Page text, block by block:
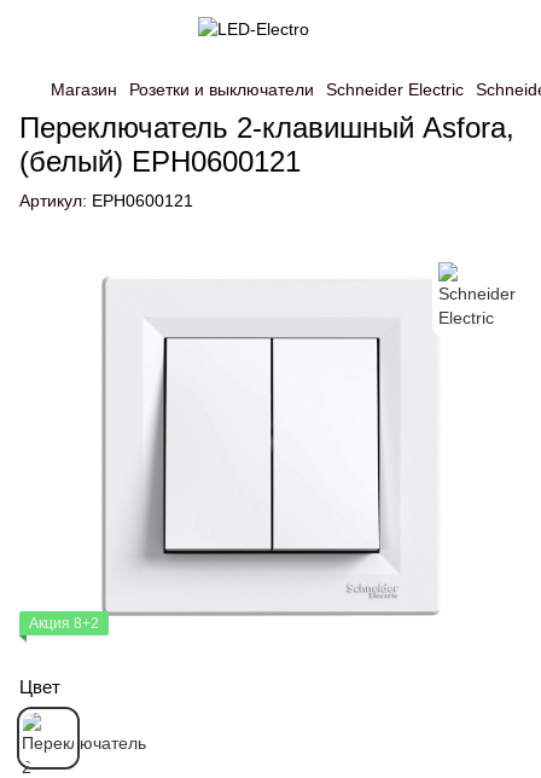
Магазин Розетки и выключатели Schneider Electric
Переключатель 2-клавишный Asfora,
(белый) EPH0600121
Артикул: EPH0600121
Акция 8+2
Цвет